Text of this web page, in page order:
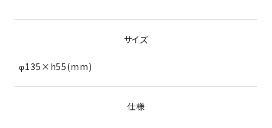
サイズ
φ135×h55(mm)
仕様